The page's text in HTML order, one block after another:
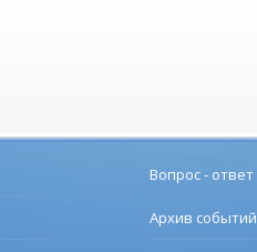
Вопрос - ответ
Архив событий